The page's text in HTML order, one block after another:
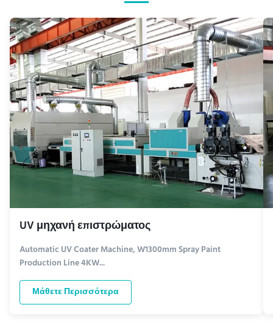
UV μηχανή επιστρώματος
Automatic UV Coater Machine, W1300mm Spray Paint
Production Line 4KW...
Μάθετε Περισσότερα